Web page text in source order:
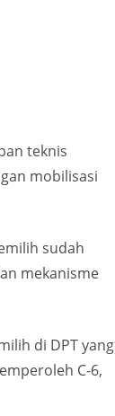
teknis
mobilisasi
sudah
mekanisme
di DPT yang
C-6,